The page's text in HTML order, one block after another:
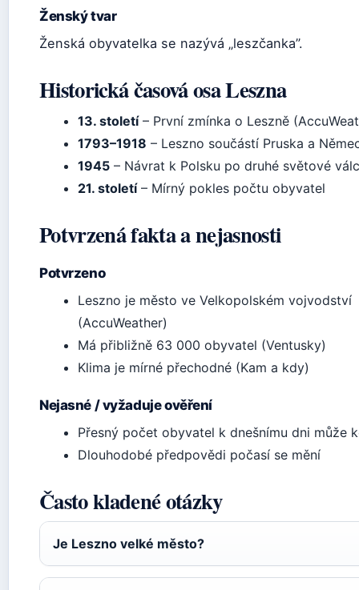
Ženský tvar
Ženská obyvatelka se nazývá „leszčanka”.
Historická časová osa Leszna
13. století– První zmínka o Leszně
1793–1918 – Leszno součástí Pruska a
1945 – Návrat k Polsku po druhé světové
21. století– Mírný pokles počtu obyvatel
Potvrzená fakta a nejasnosti
Potvrzeno
Leszno je město ve Velkopolském vojvodství
(AccuWeather)
Má přibližně 63 000 obyvatel (Ventusky)
Klima je mírné přechodné (Kam a kdy)
Nejasné / vyžaduje ověření
Přesný počet obyvatel k dnešnímu dni může
Dlouhodobé předpovědi počasí se mění
Často kladené otázky
Je Leszno velké město?